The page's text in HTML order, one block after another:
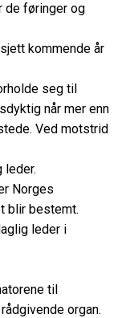
de føringer og
kommende år
seg til
når mer enn
Ved motstrid
leder.
Norges
blir bestemt.
leder i
til
organ.